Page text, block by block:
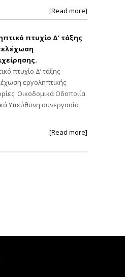
[Read more]
πτυχίο Δ’ τάξης
πτυχίο Δ’ τάξης
εργοληπτικής
Οικοδομικά Οδοποιία
Υπεύθυνη συνεργασία
[Read more]